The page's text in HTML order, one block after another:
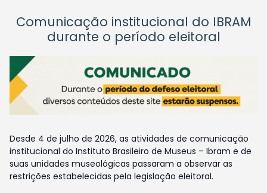
Comunicação institucional do IBRAM
durante o período eleitoral
Desde 4 de julho de 2026, as atividades de comunicação
institucional do Instituto Brasileiro de Museus – Ibram e de
suas unidades museológicas passaram a observar as
restrições estabelecidas pela legislação eleitoral.